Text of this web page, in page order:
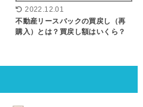
2022.12.01
不動産リースバックの買戻し（再
購入）とは？買戻し額はいくら？